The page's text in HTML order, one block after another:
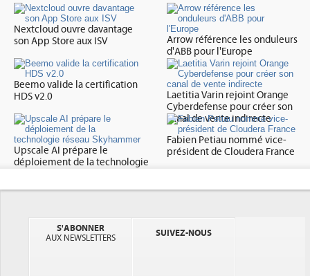
Nextcloud ouvre davantage
son App Store aux ISV
Arrow référence les onduleurs
d'ABB pour l'Europe
Beemo valide la certification
HDS v2.0
Laetitia Varin rejoint Orange
Cyberdefense pour créer son
canal de vente indirecte
Upscale AI prépare le
déploiement de la technologie
Fabien Petiau nommé vice-
président de Cloudera France
S'ABONNER
AUX NEWSLETTERS
SUIVEZ-NOUS